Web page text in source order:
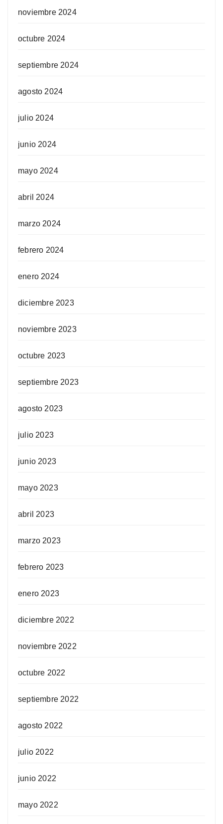
noviembre 2024
octubre 2024
septiembre 2024
agosto 2024
julio 2024
junio 2024
mayo 2024
abril 2024
marzo 2024
febrero 2024
enero 2024
diciembre 2023
noviembre 2023
octubre 2023
septiembre 2023
agosto 2023
julio 2023
junio 2023
mayo 2023
abril 2023
marzo 2023
febrero 2023
enero 2023
diciembre 2022
noviembre 2022
octubre 2022
septiembre 2022
agosto 2022
julio 2022
junio 2022
mayo 2022